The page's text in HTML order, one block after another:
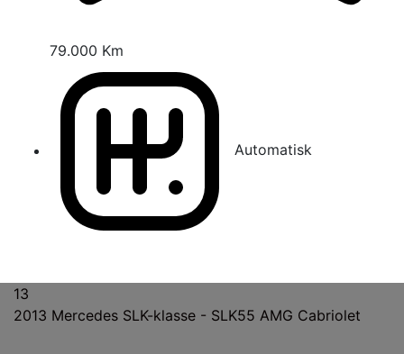
79.000 Km
Automatisk
13
2013 Mercedes SLK-klasse - SLK55 AMG Cabriolet